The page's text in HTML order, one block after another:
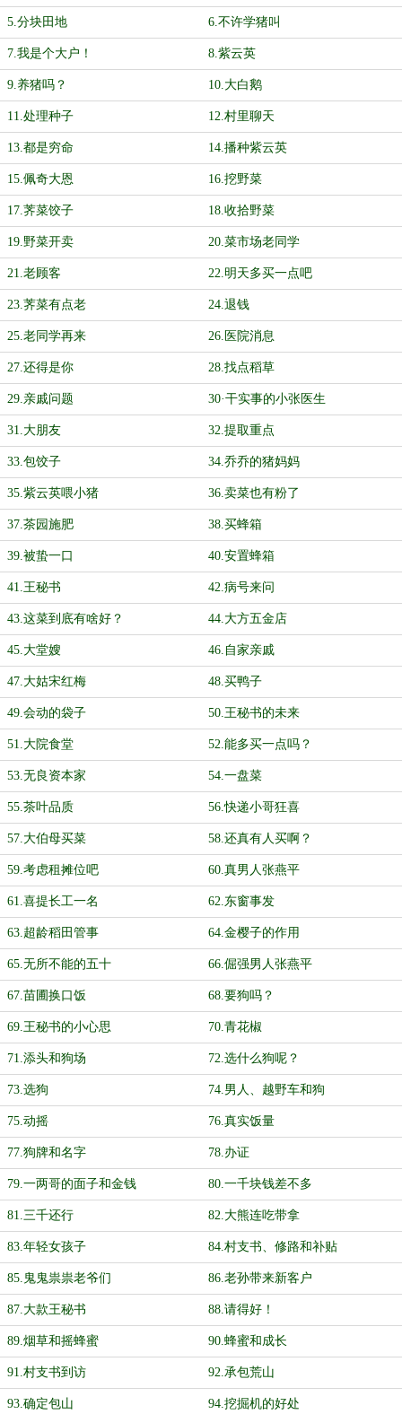
5.分块田地 6.不许学猪叫
7.我是个大户！ 8.紫云英
9.养猪吗？ 10.大白鹅
11.处理种子 12.村里聊天
13.都是穷命 14.播种紫云英
15.佩奇大恩 16.挖野菜
17.荠菜饺子 18.收拾野菜
19.野菜开卖 20.菜市场老同学
21.老顾客 22.明天多买一点吧
23.荠菜有点老 24.退钱
25.老同学再来 26.医院消息
27.还得是你 28.找点稻草
29.亲戚问题 30·干实事的小张医生
31.大朋友 32.提取重点
33.包饺子 34.乔乔的猪妈妈
35.紫云英喂小猪 36.卖菜也有粉了
37.茶园施肥 38.买蜂箱
39.被蛰一口 40.安置蜂箱
41.王秘书 42.病号来问
43.这菜到底有啥好？ 44.大方五金店
45.大堂嫂 46.自家亲戚
47.大姑宋红梅 48.买鸭子
49.会动的袋子 50.王秘书的未来
51.大院食堂 52.能多买一点吗？
53.无良资本家 54.一盘菜
55.茶叶品质 56.快递小哥狂喜
57.大伯母买菜 58.还真有人买啊？
59.考虑租摊位吧 60.真男人张燕平
61.喜提长工一名 62.东窗事发
63.超龄稻田管事 64.金樱子的作用
65.无所不能的五十 66.倔强男人张燕平
67.苗圃换口饭 68.要狗吗？
69.王秘书的小心思 70.青花椒
71.添头和狗场 72.选什么狗呢？
73.选狗 74.男人、越野车和狗
75.动摇 76.真实饭量
77.狗牌和名字 78.办证
79.一两哥的面子和金钱 80.一千块钱差不多
81.三千还行 82.大熊连吃带拿
83.年轻女孩子 84.村支书、修路和补贴
85.鬼鬼祟祟老爷们 86.老孙带来新客户
87.大款王秘书 88.请得好！
89.烟草和摇蜂蜜 90.蜂蜜和成长
91.村支书到访 92.承包荒山
93.确定包山 94.挖掘机的好处